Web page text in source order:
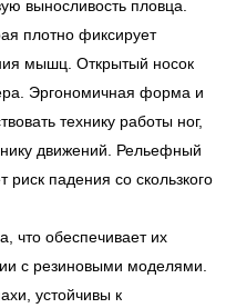
выносливость пловца.
плотно фиксирует
мышц. Открытый носок
Эргономичная форма и
технику работы ног,
движений. Рельефный
падения со скользкого
что обеспечивает их
с резиновыми моделями.
устойчивы к